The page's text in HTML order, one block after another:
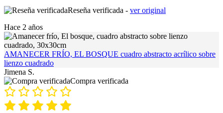
Reseña verificada - ver original
Hace 2 años
AMANECER FRÍO, EL BOSQUE cuadro abstracto acrílico sobre
lienzo cuadrado
Jimena S.
Compra verificada